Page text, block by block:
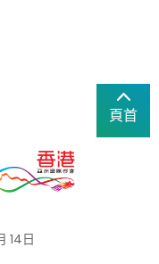
頁首
14日